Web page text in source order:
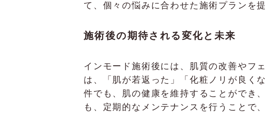
て、個々の悩みに合わせた施術プランを
施術後の期待される変化と未来
インモード施術後には、肌質の改善やフ
は、「肌が若返った」「化粧ノリが良く
件でも、肌の健康を維持することができ
も、定期的なメンテナンスを行うことで